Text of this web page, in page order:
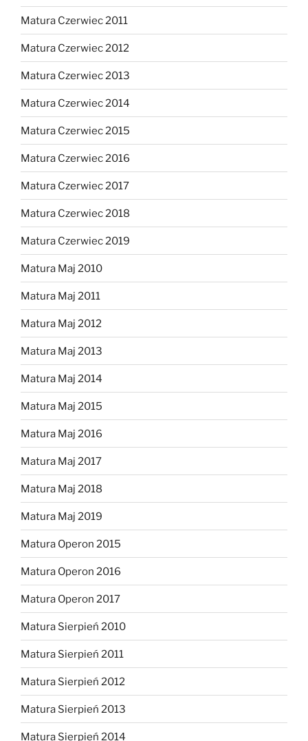
Matura Czerwiec 2011
Matura Czerwiec 2012
Matura Czerwiec 2013
Matura Czerwiec 2014
Matura Czerwiec 2015
Matura Czerwiec 2016
Matura Czerwiec 2017
Matura Czerwiec 2018
Matura Czerwiec 2019
Matura Maj 2010
Matura Maj 2011
Matura Maj 2012
Matura Maj 2013
Matura Maj 2014
Matura Maj 2015
Matura Maj 2016
Matura Maj 2017
Matura Maj 2018
Matura Maj 2019
Matura Operon 2015
Matura Operon 2016
Matura Operon 2017
Matura Sierpień 2010
Matura Sierpień 2011
Matura Sierpień 2012
Matura Sierpień 2013
Matura Sierpień 2014